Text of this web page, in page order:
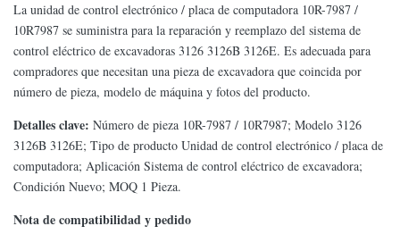
La unidad de control electrónico / placa de computadora 10R-7987 /
10R7987 se suministra para la reparación y reemplazo del sistema de
control eléctrico de excavadoras 3126 3126B 3126E. Es adecuada para
compradores que necesitan una pieza de excavadora que coincida por
número de pieza, modelo de máquina y fotos del producto.
Detalles clave: Número de pieza 10R-7987 / 10R7987; Modelo 3126
3126B 3126E; Tipo de producto Unidad de control electrónico / placa de
computadora; Aplicación Sistema de control eléctrico de excavadora;
Condición Nuevo; MOQ 1 Pieza.
Nota de compatibilidad y pedido